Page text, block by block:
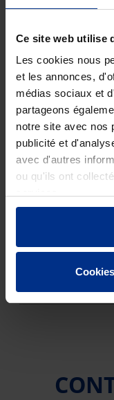
Ce site web utilise
Les cookies nous
et les annonces,
médias sociaux et
partageons
notre site avec nos
publicité et
avec d'autres
ou qu'ils ont
raccord 2
Classe de
résistance
Norme EN
Certification
N° de pièces
Poids brut
Code de